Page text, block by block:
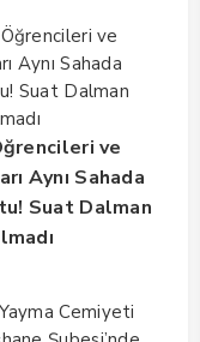
ve
Aynı Sahada
Suat Dalman